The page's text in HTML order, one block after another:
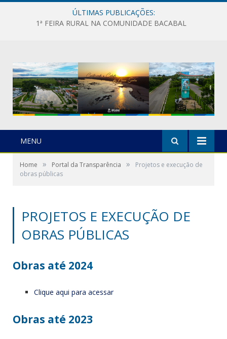
ÚLTIMAS PUBLICAÇÕES:
1ª FEIRA RURAL NA COMUNIDADE BACABAL
MENU
Home » Portal da Transparência »
Projetos e execução de
obras públicas
PROJETOS E EXECUÇÃO DE
OBRAS PÚBLICAS
Obras até 2024
Clique aqui para acessar
Obras até 2023